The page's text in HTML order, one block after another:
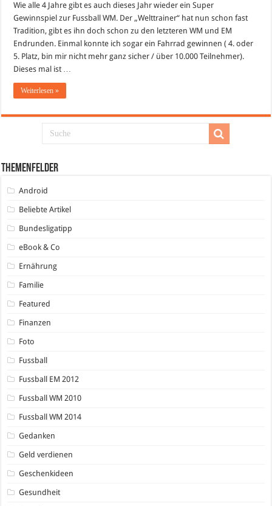
Wie alle 4 Jahre gibt es auch dieses Jahr wieder ein Super
Gewinnspiel zur Fussball WM. Der „Welttrainer“ hat nun schon fast
Tradition, gibt es ihn doch schon zu den letzteren WM und EM
Endrunden. Einmal konnte ich sogar ein Fahrrad gewinnen ( 4. oder
5. Platz, bin mir nicht mehr ganz sicher / über 10.000 Teilnehmer).
Dieses mal ist …
Weiterlesen »
Themenfelder
Android
Beliebte Artikel
Bundesligatipp
eBook & Co
Ernährung
Familie
Featured
Finanzen
Foto
Fussball
Fussball EM 2012
Fussball WM 2010
Fussball WM 2014
Gedanken
Geld verdienen
Geschenkideen
Gesundheit